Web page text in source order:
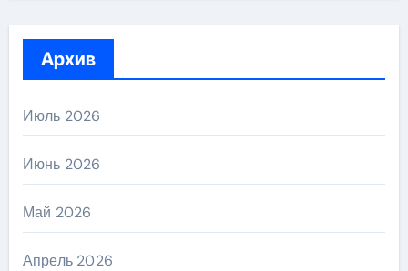
Архив
Июль 2026
Июнь 2026
Май 2026
Апрель 2026